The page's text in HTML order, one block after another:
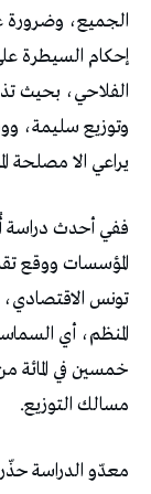
الجميع، وضرورة
إحكام السيطرة
الفلاحي، بحيث
وتوزيع سليمة،
يراعي الا مصلحة
ففي أحدث دراسة
المؤسسات ووقع
تونس
المنظم، أي
خمسين في المائة من
مسالك التوزيع.
معدّو الدراسة